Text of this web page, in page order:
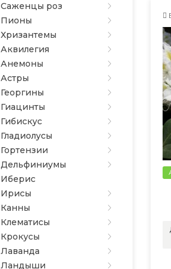
Саженцы роз
Пионы
Хризантемы
Аквилегия
Анемоны
Астры
Георгины
Гиацинты
Гибискус
Гладиолусы
Гортензии
Дельфиниумы
Иберис
Ирисы
Канны
Клематисы
Крокусы
Лаванда
Ландыши